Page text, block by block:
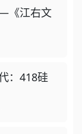
《江右文
：418硅